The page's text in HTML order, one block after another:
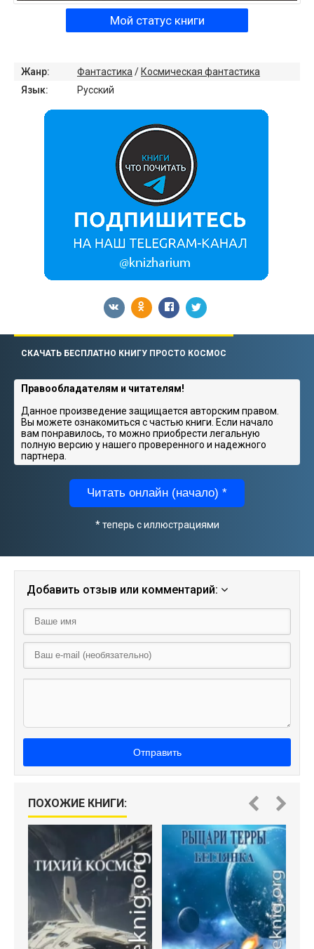
Мой статус книги
Жанр: Фантастика /Космическая фантастика
Язык:
Русский
СКАЧАТЬ БЕСПЛАТНО КНИГУ ПРОСТО КОСМОС
Правообладателям и читателям!
Данное произведение защищается авторским правом.
Вы можете ознакомиться с частью книги. Если начало
вам понравилось, то можно приобрести легальную
полную версию у нашего проверенного и надежного
партнера.
Читать онлайн (начало) *
* теперь с иллюстрациями
Добавить отзыв или комментарий:
Отправить
ПОХОЖИЕ КНИГИ: